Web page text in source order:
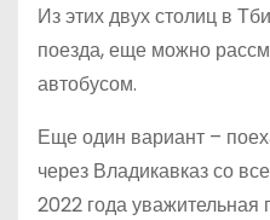
Из этих двух столиц в
поезда, еще можно
автобусом.
Еще один вариант –
через Владикавказ со
2022 года